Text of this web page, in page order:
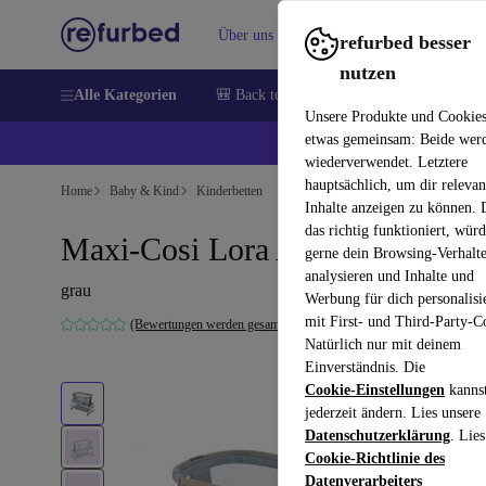
refurbed besser
nutzen
Unsere Produkte und
etwas gemeinsam: Beide
wiederverwendet. Letztere
hauptsächlich, um dir
Inhalte anzeigen zu können.
das richtig funktioniert,
gerne dein Browsing-
analysieren und Inhalte und
Werbung für dich
mit First- und Third-Party-
Natürlich nur mit deinem
Einverständnis. Die
Cookie-Einstellungen
jederzeit ändern. Lies unsere
Datenschutzerklärung.
Cookie-Richtlinie des
Datenverarbeiters
Über uns Verkaufen Hilfe
Alle Kategorien 🎒 Back to school
💰
Home Baby & Kind Kinderbetten
Maxi-Cosi Lora Air Beistellbett
grau
(Bewertungen werden gesammelt)